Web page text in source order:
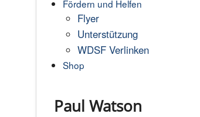
Fördern und Helfen
Flyer
Unterstützung
WDSF Verlinken
Shop
Paul Watson